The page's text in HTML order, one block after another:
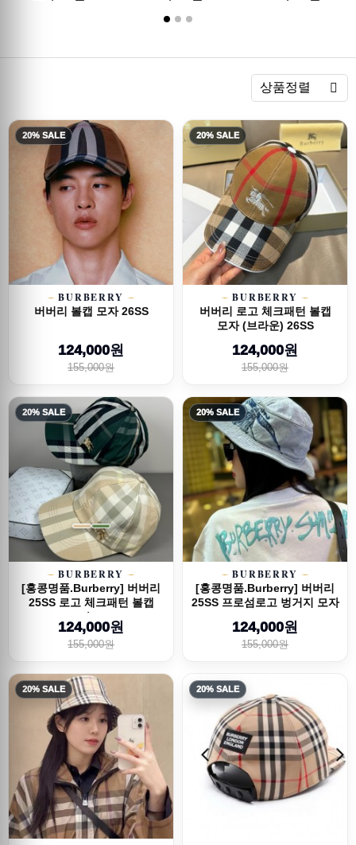
상품정렬
20% SALE
BURBERRY
버버리 볼캡 모자 26SS
124,000원
155,000원
20% SALE
BURBERRY
버버리 로고 체크패턴 볼캡
모자 (브라운) 26SS
124,000원
155,000원
20% SALE
BURBERRY
[홍콩명품.Burberry] 버버리
25SS 로고 체크패턴 볼캡
모자 (2...
124,000원
155,000원
20% SALE
BURBERRY
[홍콩명품.Burberry] 버버리
25SS 프로섬로고 벙거지 모자
124,000원
155,000원
20% SALE 20% SALE